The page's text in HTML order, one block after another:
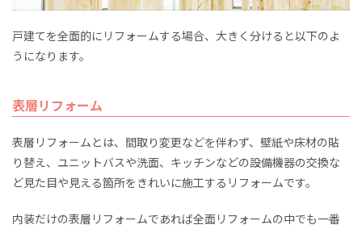
戸建てを全面的にリフォームする場合、大きく分けると以下のよ
うになります。
表層リフォーム
表層リフォームとは、間取り変更などを伴わず、壁紙や床材の貼
り替え、ユニットバスや洗面、キッチンなどの設備機器の交換な
ど見た目や見える箇所をきれいに施工するリフォームです。
内装だけの表層リフォームであれば全面リフォームの中でも一番